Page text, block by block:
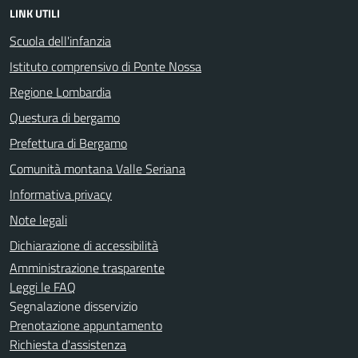
LINK UTILI
Scuola dell'infanzia
Istituto comprensivo di Ponte Nossa
Regione Lombardia
Questura di bergamo
Prefettura di Bergamo
Comunità montana Valle Seriana
Informativa privacy
Note legali
Dichiarazione di accessibilità
Amministrazione trasparente
Leggi le FAQ
Segnalazione disservizio
Prenotazione appuntamento
Richiesta d'assistenza